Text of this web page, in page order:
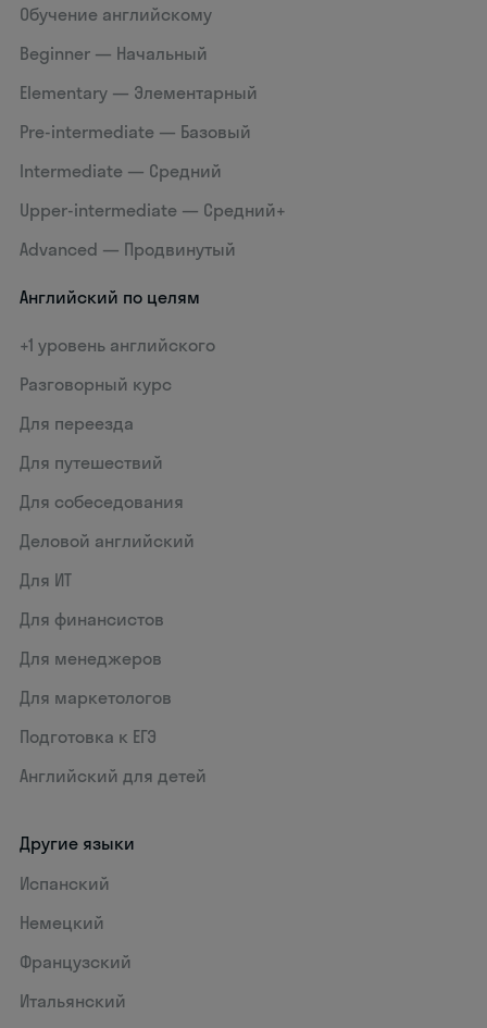
Обучение английскому
Beginner — Начальный
Elementary — Элементарный
Pre-intermediate — Базовый
Intermediate — Средний
Upper-intermediate — Средний+
Advanced — Продвинутый
Английский по целям
+1 уровень английского
Разговорный курс
Для переезда
Для путешествий
Для собеседования
Деловой английский
Для ИТ
Для финансистов
Для менеджеров
Для маркетологов
Подготовка к ЕГЭ
Английский для детей
Другие языки
Испанский
Немецкий
Французский
Итальянский